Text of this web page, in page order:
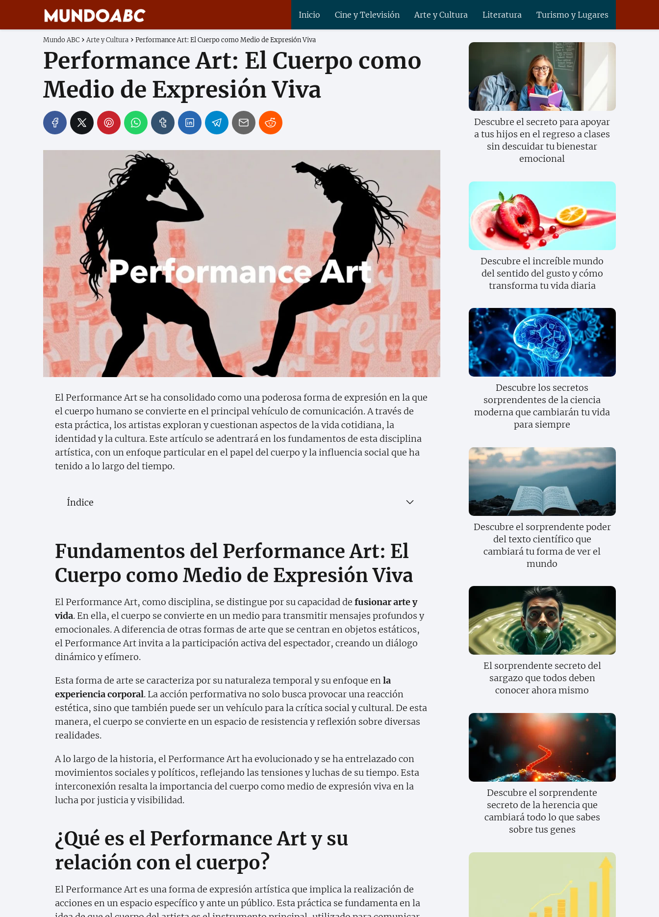
Inicio Cine y Televisión Arte y Cultura Literatura Turismo y Lugares
Mundo ABC Arte y Cultura Performance Art: El Cuerpo como Medio de Expresión Viva
Performance Art: El Cuerpo como
Medio de Expresión Viva
El Performance Art se ha consolidado como una poderosa forma de expresión en la que
el cuerpo humano se convierte en el principal vehículo de comunicación. A través de
esta práctica, los artistas exploran y cuestionan aspectos de la vida cotidiana, la
identidad y la cultura. Este artículo se adentrará en los fundamentos de esta disciplina
artística, con un enfoque particular en el papel del cuerpo y la influencia social que ha
tenido a lo largo del tiempo.
Índice
Fundamentos del Performance Art: El
Cuerpo como Medio de Expresión Viva
El Performance Art, como disciplina, se distingue por su capacidad de fusionar arte y
vida. En ella, el cuerpo se convierte en un medio para transmitir mensajes profundos y
emocionales. A diferencia de otras formas de arte que se centran en objetos estáticos,
el Performance Art invita a la participación activa del espectador, creando un diálogo
dinámico y efímero.
Esta forma de arte se caracteriza por su naturaleza temporal y su enfoque en la
experiencia corporal. La acción performativa no solo busca provocar una reacción
estética, sino que también puede ser un vehículo para la crítica social y cultural. De esta
manera, el cuerpo se convierte en un espacio de resistencia y reflexión sobre diversas
realidades.
A lo largo de la historia, el Performance Art ha evolucionado y se ha entrelazado con
movimientos sociales y políticos, reflejando las tensiones y luchas de su tiempo. Esta
interconexión resalta la importancia del cuerpo como medio de expresión viva en la
lucha por justicia y visibilidad.
¿Qué es el Performance Art y su
relación con el cuerpo?
El Performance Art es una forma de expresión artística que implica la realización de
acciones en un espacio específico y ante un público. Esta práctica se fundamenta en la
Descubre el secreto para apoyar
a tus hijos en el regreso a clases
sin descuidar tu bienestar
emocional
Descubre el increíble mundo
del sentido del gusto y cómo
transforma tu vida diaria
Descubre los secretos
sorprendentes de la ciencia
moderna que cambiarán tu vida
para siempre
Descubre el sorprendente poder
del texto científico que
cambiará tu forma de ver el
mundo
El sorprendente secreto del
sargazo que todos deben
conocer ahora mismo
Descubre el sorprendente
secreto de la herencia que
cambiará todo lo que sabes
sobre tus genes